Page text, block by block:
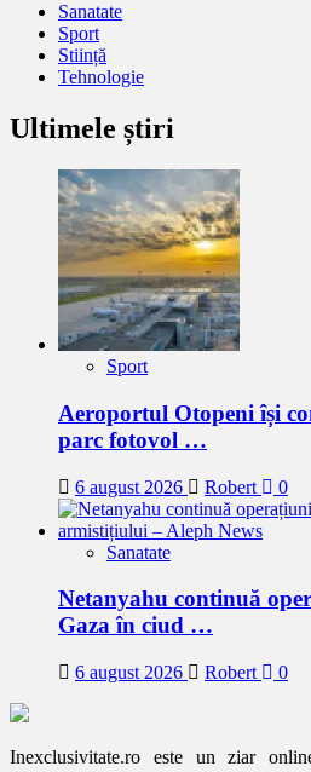
Sanatate
Sport
Stiință
Tehnologie
Ultimele știri
Sport
Aeroportul Otopeni își
parc fotovol …
6 august 2026 Robert 0
Sanatate
Netanyahu continuă
Gaza în ciud …
6 august 2026 Robert 0
Inexclusivitate.ro este un ziar